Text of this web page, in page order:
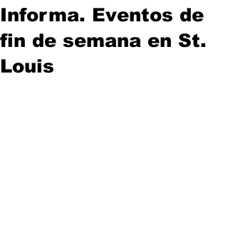
Informa. Eventos de
fin de semana en St.
Louis